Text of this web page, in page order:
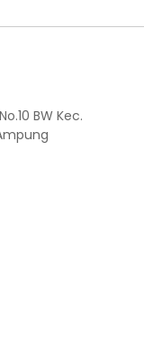
BW Kec.